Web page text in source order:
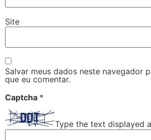
Site
Salvar meus dados neste navegador
que eu comentar.
Captcha *
Type the text displayed